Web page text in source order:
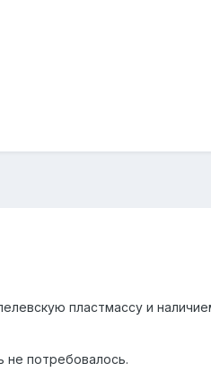
пластмассу и
не потребовалось.